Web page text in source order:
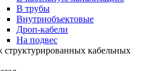
В трубы
Внутриобъектовые
Дроп-кабели
На подвес
кабельных